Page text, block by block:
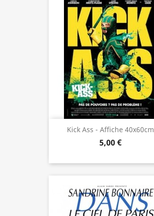
Kick Ass - Affiche 40x60cm
5,00 €